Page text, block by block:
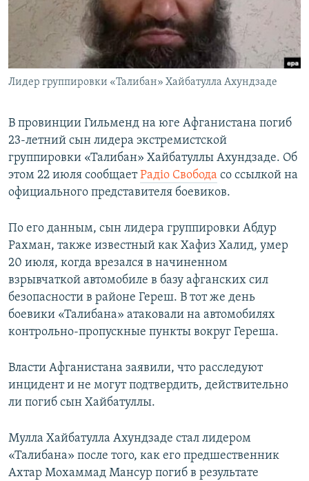
ПОБЕДИТЕЛЕЙ НЕ СУДЯТ?
КРЫМ.НЕПОКОРЕННЫЙ
УКРАИНСКАЯ ПРОБЛЕМА КРЫМА
ПРИСОЕДИНЯЙТЕСЬ!
Лидер группировки «Талибан» Хайбатулла Ахундзаде
В провинции Гильменд на юге Афганистана погиб
23-летний сын лидера экстремистской
группировки «Талибан» Хайбатуллы Ахундзаде. Об
этом 22 июля сообщаетРадіо Свобода со ссылкой на
официального представителя боевиков.
По его данным, сын лидера группировки Абдур
Рахман, также известный как Хафиз Халид, умер
20 июля, когда врезался в начиненном
взрывчаткой автомобиле в базу афганских сил
безопасности в районе Гереш. В тот же день
боевики «Талибана» атаковали на автомобилях
контрольно-пропускные пункты вокруг Гереша.
Власти Афганистана заявили, что расследуют
инцидент и не могут подтвердить, действительно
ли погиб сын Хайбатуллы.
Мулла Хайбатулла Ахундзаде стал лидером
«Талибана» после того, как его предшественник
Ахтар Мохаммад Мансур погиб в результате